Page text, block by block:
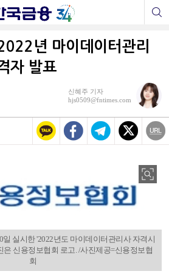
년 마이데이터관리
자 발표
신혜주 기자
hjs0509@fntimes.com
실시한 '2022년도 마이데이터관리사 자격시
은 신용정보협회 로고. /사진제공=신용정보협
회